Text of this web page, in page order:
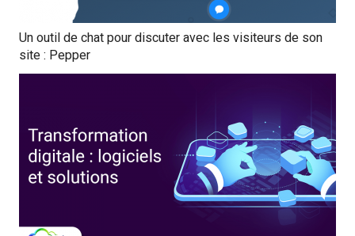
Un outil de chat pour discuter avec les visiteurs de son
site : Pepper